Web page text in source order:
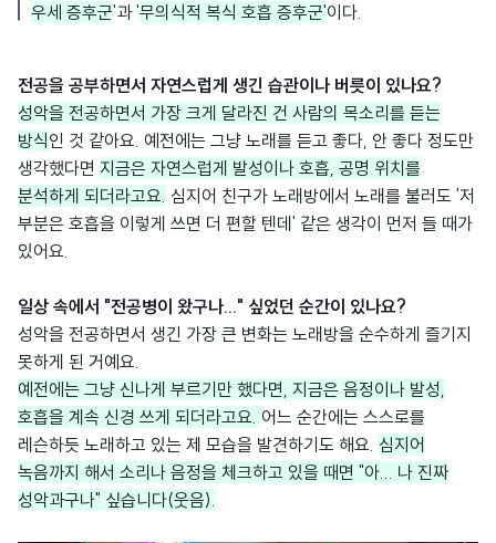
우세 증후군'과 '무의식적 복식 호흡 증후군'이다.
전공을 공부하면서 자연스럽게 생긴 습관이나 버릇이 있나요?
성악을 전공하면서 가장 크게 달라진 건 사람의 목소리를 듣는
방식인 것 같아요. 예전에는 그냥 노래를 듣고 좋다, 안 좋다 정도만
생각했다면 지금은 자연스럽게 발성이나 호흡, 공명 위치를
분석하게 되더라고요. 심지어 친구가 노래방에서 노래를 불러도 '저
부분은 호흡을 이렇게 쓰면 더 편할 텐데' 같은 생각이 먼저 들 때가
있어요.
일상 속에서 "전공병이 왔구나..." 싶었던 순간이 있나요?
성악을 전공하면서 생긴 가장 큰 변화는 노래방을 순수하게 즐기지
못하게 된 거예요.
예전에는 그냥 신나게 부르기만 했다면, 지금은 음정이나 발성,
호흡을 계속 신경 쓰게 되더라고요. 어느 순간에는 스스로를
레슨하듯 노래하고 있는 제 모습을 발견하기도 해요. 심지어
녹음까지 해서 소리나 음정을 체크하고 있을 때면 "아... 나 진짜
성악과구나" 싶습니다(웃음).